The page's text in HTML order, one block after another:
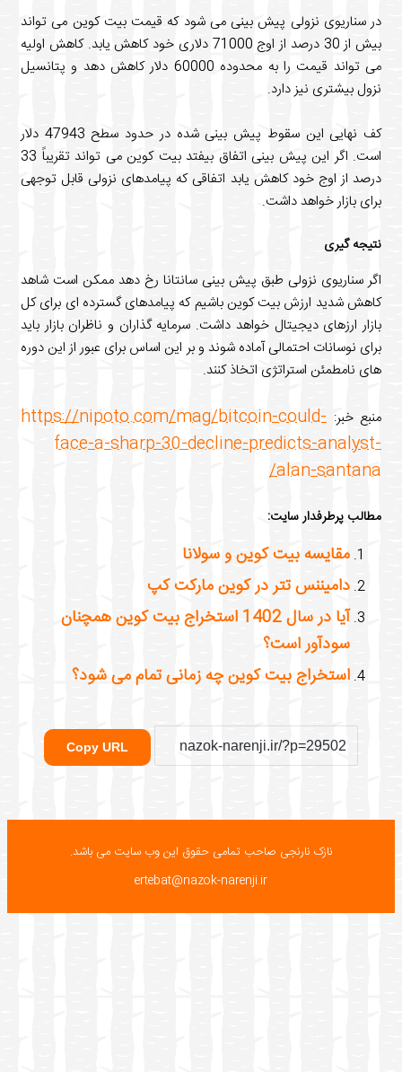
نزولی پیش بینی می شود که قیمت بیت کوین می تواند
بیش از 30 درصد از اوج 71000 دلاری خود کاهش یابد. کاهش اولیه
می تواند قیمت را به محدوده 60000 دلار کاهش دهد و پتانسیل
بیشتری نیز دارد.
کف نهایی این سقوط پیش بینی شده در حدود سطح 47943 دلار
است. اگر این پیش بینی اتفاق بیفتد بیت کوین می تواند تقریباً 33
از اوج خود کاهش یابد اتفاقی که پیامدهای نزولی قابل توجهی
بازار خواهد داشت.
گیری
سناریوی نزولی طبق پیش بینی سانتانا رخ دهد ممکن است شاهد
شدید ارزش بیت کوین باشیم که پیامدهای گسترده ای برای کل
ارزهای دیجیتال خواهد داشت. سرمایه گذاران و ناظران بازار باید
نوسانات احتمالی آماده شوند و بر این اساس برای عبور از این دوره
استراتژی اتخاذ کنند.
خبر:https://nipoto.com/mag/bitcoin-could-
face-a-sharp-30-decline-predicts-
alan-
پرطرفدار سایت:
مقایسه بیت کوین و سولانا
دامیننس تتر در کوین مارکت کپ
آیا در سال 1402 استخراج بیت کوین همچنان
سودآور است؟
استخراج بیت کوین چه زمانی تمام می شود؟
Copy URL
نازک نارنجی صاحب تمامی حقوق این وب سایت می باشد.
ertebat@nazok-narenji.ir